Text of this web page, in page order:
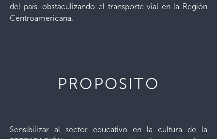
del país, obstaculizando el transporte vial en la Región
Centroamericana.
PROPOSITO
Sensibilizar al sector educativo en la cultura de la